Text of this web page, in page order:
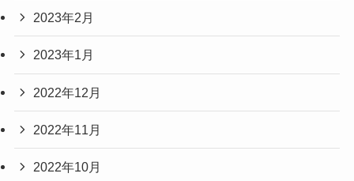
2023年2月
2023年1月
2022年12月
2022年11月
2022年10月